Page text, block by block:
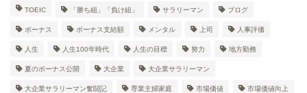
TOEIC 「勝ち組」「負け組」 サラリーマン ブログ
ボーナス ボーナス支給額 メンタル 上司 人事評価
人生 人生100年時代 人生の目標 努力 地方勤務
夏のボーナス公開 大企業 大企業サラリーマン
大企業サラリーマン奮闘記 専業主婦家庭 市場価値 市場価値向上
30代大企業サラリーマン
Dのプロフィール
日々の奮闘記